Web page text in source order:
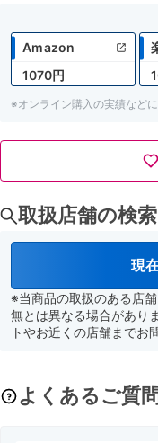
Amazon
1070円
※オンライン購入の実績など
取扱店舗の検索
現
※当商品の取扱のある店
無とは異なる場合があり
トやお近くの店舗までお
よくあるご質問